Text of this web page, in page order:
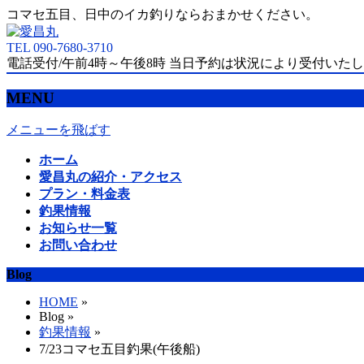
コマセ五目、日中のイカ釣りならおまかせください。
TEL 090-7680-3710
電話受付/午前4時～午後8時 当日予約は状況により受付いた
MENU
メニューを飛ばす
ホーム
愛昌丸の紹介・アクセス
プラン・料金表
釣果情報
お知らせ一覧
お問い合わせ
Blog
HOME »
Blog »
釣果情報 »
7/23コマセ五目釣果(午後船)